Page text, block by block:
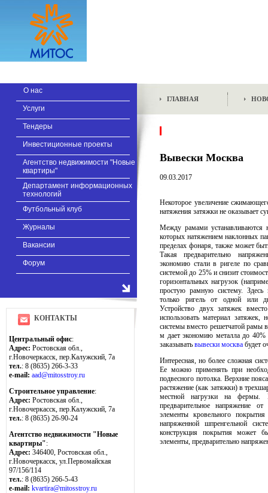
О нас
Услуги
Тендеры
Инвестиционные проекты
Агентство недвижимости "Новые
квартиры"
Департамент информационных
технологий
Футбольный клуб
Журналы
Вакансии
Форум
КОНТАКТЫ
Центральный офис:
Адрес: Ростовская обл.,
г.Новочеркасск, пер.Калужский, 7а
тел.: 8 (8635) 266-3-33
e-mail: aad@mitosstroy.ru
Строительное управление:
Адрес: Ростовская обл.,
г.Новочеркасск, пер.Калужский, 7а
тел.: 8 (8635) 26-90-24
Агентство недвижимости "Новые
квартиры":
Адрес: 346400, Ростовская обл.,
г.Новочеркасск, ул.Первомайская
97/156/114
тел.: 8 (8635) 266-5-43
e-mail: kvartira@mitosstroy.ru
ГЛАВНАЯ
Вывески Москва
09.03.2017
Некоторое увеличение
натяжения затяжки не оказывает
Между рамами
которых натяжением наклонных
пределах фонаря, также может
Такая предварительно
экономию стали в ригеле по
системой до 25% и снизит
горизонтальных нагрузок
простую рамную систему. Здесь
только ригель от одной или
Устройство двух затяжек
использовать материал
системы вместо решетчатой рамы
м дает экономию металла до
заказывать вывески москва будет
Интересная, но более сложная
Ее можно применять при
подвесного потолка. Верхние
растяжение (как затяжки) в
местной нагрузки на фермы.
предварительное напряжение
элементы кровельного
напряженной шпренгельной
конструкция покрытия может
элементы, предварительно